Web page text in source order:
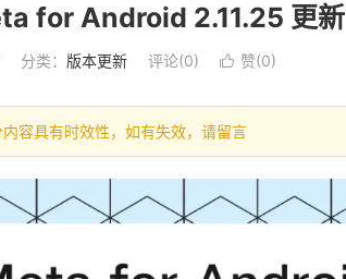
for Android 2.11.25 更新
分类： 版本更新 评论(0)  赞(0)
容具有时效性，如有失效，请留言